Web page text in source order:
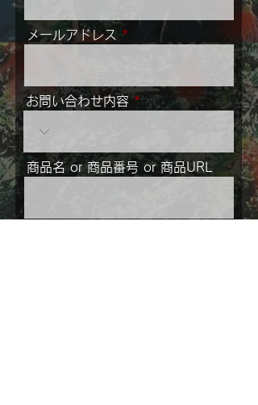
メールアドレス
お問い合わせ内容
商品名 or 商品番号 or 商品URL